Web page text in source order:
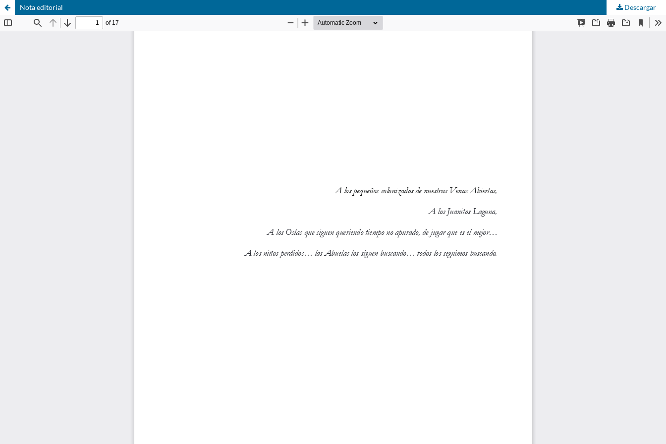
Nota editorial Descargar